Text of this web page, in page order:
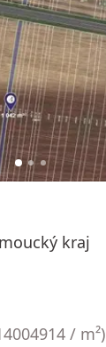
12 3
kraj
/ m²)